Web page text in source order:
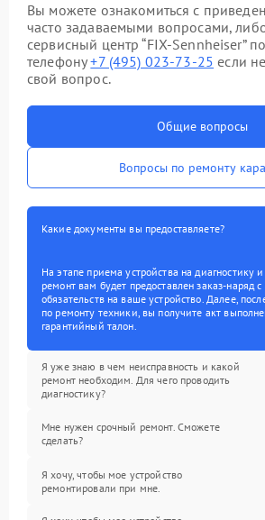
Вы можете ознакомиться с
часто задаваемыми вопросами,
сервисный центр “FIX-Sennheiser”
телефону+7 (495) 023-73-25 если
свой вопрос.
Общие вопросы
Вопросы по ремонту
Какие документы вы предоставляете?
На этапе приема устройства на диагностику
ремонт вам будет предоставлен заказ-наряд
обязательств на ваше устройство. Далее,
по ремонту техники, вы получите акт
гарантийный талон.
Я уже знаю в чем неисправность и какой
ремонт необходим. Для чего проводить
диагностику?
Мне нужен срочный ремонт. Сможете
сделать?
Я хочу, чтобы мое устройство
ремонтировали при мне.